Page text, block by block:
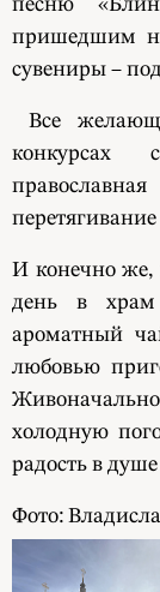
песню
пришедшим
сувениры –
Все
перетягивание
И конечно же,
день в храм
ароматный
любовью
холодную
радость в
Фото: